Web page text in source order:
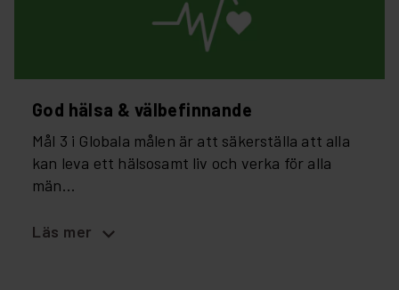
God hälsa & välbefinnande
Mål 3 i Globala målen är att säkerställa att alla
kan leva ett hälsosamt liv och verka för alla
män...
Läs mer expand_more